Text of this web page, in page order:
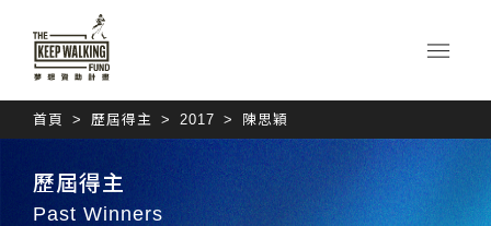
首頁 歷屆得主 2017 陳思穎
歷屆得主
Past Winners